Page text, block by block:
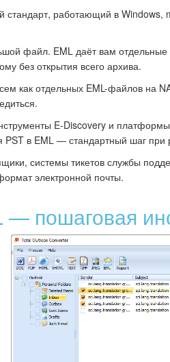
работающий в Windows,
файл. EML даёт вам
без открытия всего архива.
как отдельных EML-файлов на
E-Discovery и
в EML — стандартный шаг
системы тикетов службы
электронной почты.
— пошаговая